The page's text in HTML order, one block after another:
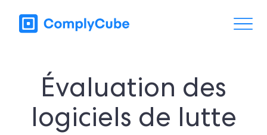
Évaluation des
logiciels de lutte